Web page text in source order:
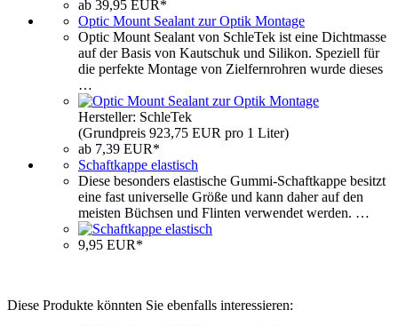
ab 39,95 EUR*
Optic Mount Sealant zur Optik Montage
Optic Mount Sealant von SchleTek ist eine Dichtmasse
auf der Basis von Kautschuk und Silikon. Speziell für
die perfekte Montage von Zielfernrohren wurde dieses
…
Hersteller: SchleTek
(Grundpreis 923,75 EUR pro 1 Liter)
ab 7,39 EUR*
Schaftkappe elastisch
Diese besonders elastische Gummi-Schaftkappe besitzt
eine fast universelle Größe und kann daher auf den
meisten Büchsen und Flinten verwendet werden. …
9,95 EUR*
Diese Produkte könnten Sie ebenfalls interessieren: